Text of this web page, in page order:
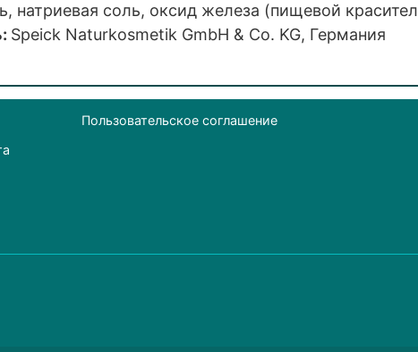
натриевая соль, оксид железа (пищевой
Speick Naturkosmetik GmbH & Co. KG, Германия
Пользовательское соглашение